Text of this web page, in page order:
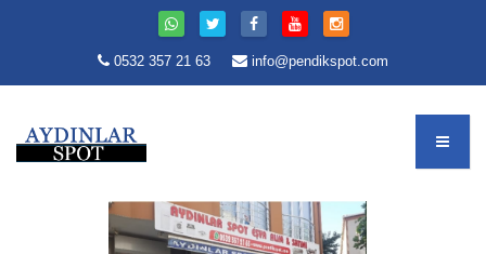
0532 357 21 63 info@pendikspot.com